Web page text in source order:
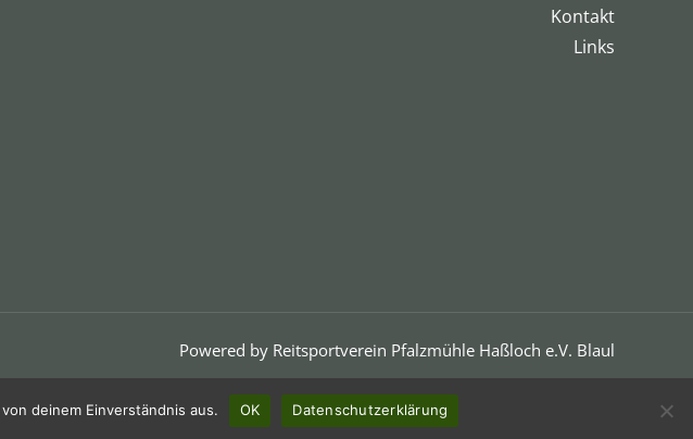
Kontakt
Links
Powered by Reitsportverein Pfalzmühle Haßloch e.V. Blaul
deinem Einverständnis aus. OK Datenschutzerklärung